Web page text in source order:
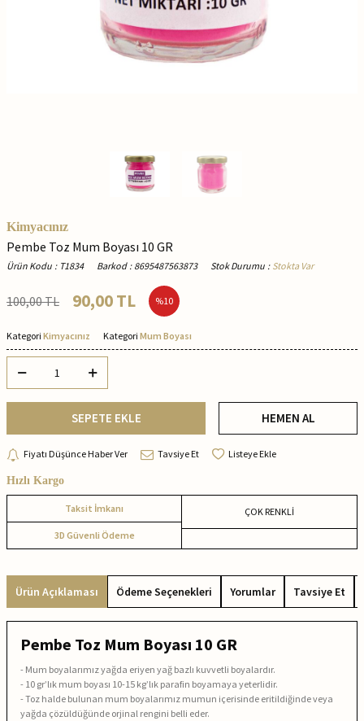
Kimyacınız
Pembe Toz Mum Boyası 10 GR
Ürün Kodu : T1834 Barkod : 8695487563873 Stok Durumu : Stokta Var
100,00TL 90,00TL %10
Kategori Kimyacınız Kategori Mum Boyası
SEPETE EKLE HEMEN AL
Fiyatı Düşünce Haber Ver Tavsiye Et Listeye Ekle
Hızlı Kargo
Taksit İmkanı
3D Güvenli Ödeme
ÇOK RENKLİ
Ürün Açıklaması Ödeme Seçenekleri Yorumlar Tavsiye Et
Pembe Toz Mum Boyası 10 GR
- Mum boyalarımız yağda eriyen yağ bazlı kuvvetli boyalardır.
- 10 gr’lık mum boyası 10-15 kg’lık parafin boyamaya yeterlidir.
- Toz halde bulunan mum boyalarımız mumun içerisinde eritildiğinde veya
yağda çözüldüğünde orjinal rengini belli eder.